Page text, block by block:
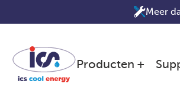
inhoud
Meer
Producten